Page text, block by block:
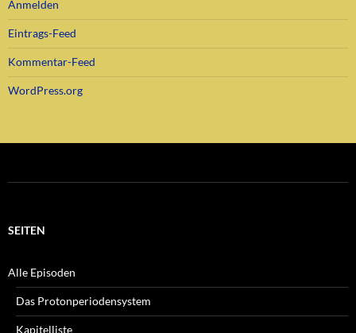
Anmelden
Eintrags-Feed
Kommentar-Feed
WordPress.org
SEITEN
Alle Episoden
Das Protonperiodensystem
Kapitelliste